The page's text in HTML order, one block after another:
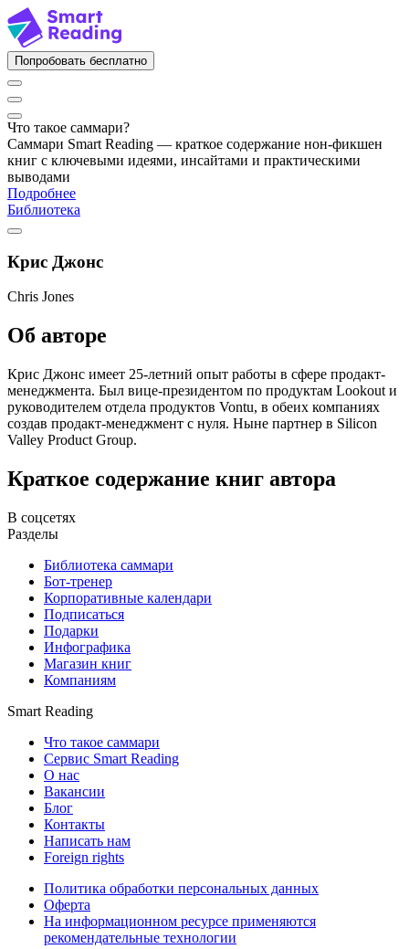
Попробовать бесплатно
Что такое саммари?
Саммари Smart Reading — краткое содержание нон-фикшен
книг с ключевыми идеями, инсайтами и практическими
выводами
Подробнее
Библиотека
Крис Джонс
Chris Jones
Об авторе
Крис Джонс имеет 25-летний опыт работы в сфере продакт-
менеджмента. Был вице-президентом по продуктам Lookout и
руководителем отдела продуктов Vontu, в обеих компаниях
создав продакт-менеджмент с нуля. Ныне партнер в Silicon
Valley Product Group.
Краткое содержание книг автора
В соцсетях
Разделы
Библиотека саммари
Бот-тренер
Корпоративные календари
Подписаться
Подарки
Инфографика
Магазин книг
Компаниям
Smart Reading
Что такое саммари
Сервис Smart Reading
О нас
Вакансии
Блог
Контакты
Написать нам
Foreign rights
Политика обработки персональных данных
Оферта
На информационном ресурсе применяются
рекомендательные технологии